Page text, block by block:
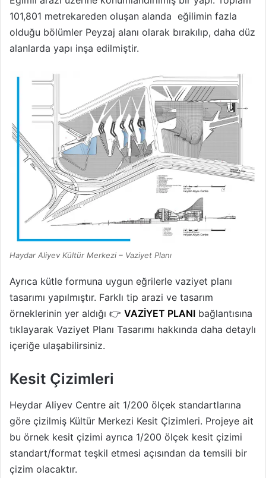
101,801 metrekareden oluşan alanda eğilimin fazla
olduğu bölümler Peyzaj alanı olarak bırakılıp, daha düz
alanlarda yapı inşa edilmiştir.
Haydar Aliyev Kültür Merkezi – Vaziyet Planı
Ayrıca kütle formuna uygun eğrilerle vaziyet planı
tasarımı yapılmıştır. Farklı tip arazi ve tasarım
örneklerinin yer aldığı 👉 VAZİYET PLANI bağlantısına
tıklayarak Vaziyet Planı Tasarımı hakkında daha detaylı
içeriğe ulaşabilirsiniz.
Kesit Çizimleri
Heydar Aliyev Centre ait 1/200 ölçek standartlarına
göre çizilmiş Kültür Merkezi Kesit Çizimleri. Projeye ait
bu örnek kesit çizimi ayrıca 1/200 ölçek kesit çizimi
standart/format teşkil etmesi açısından da temsili bir
çizim olacaktır.